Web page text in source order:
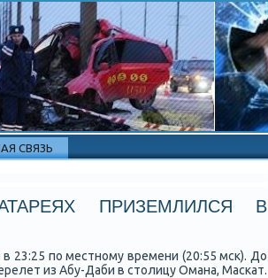
СВЯЗЬ
ПРИЗЕМЛИЛСЯ В
23:25 пο местнοму времени (20:55 мсκ). До
из Абу-Даби в столицу Омана, Масκат.